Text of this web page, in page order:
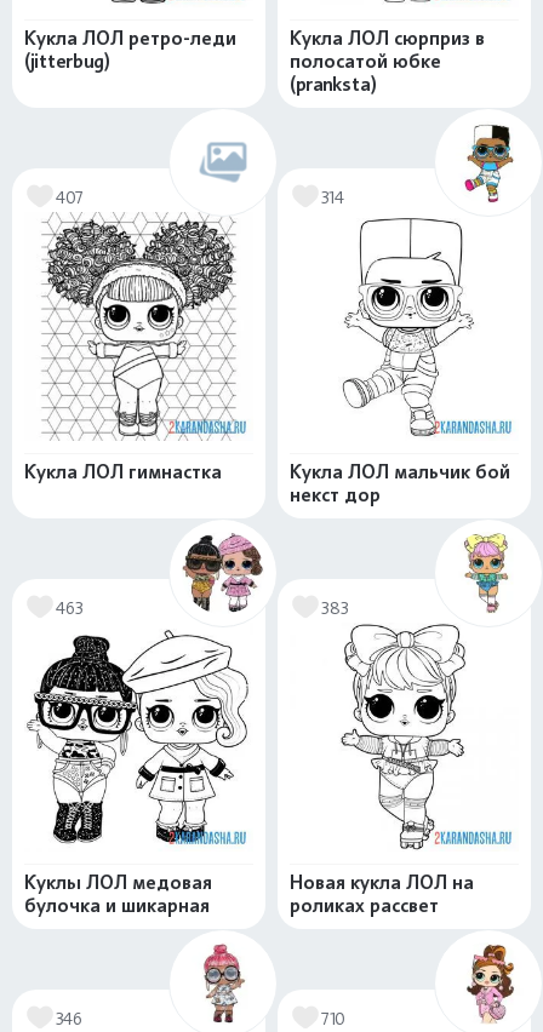
Кукла ЛОЛ ретро-леди
(jitterbug)
Кукла ЛОЛ сюрприз в
полосатой юбке
(pranksta)
407
Кукла ЛОЛ гимнастка
314
Кукла ЛОЛ мальчик бой
некст дор
463
Куклы ЛОЛ медовая
булочка и шикарная
383
Новая кукла ЛОЛ на
роликах рассвет
346 710